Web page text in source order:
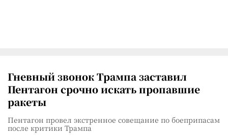
Гневный звонок Трампа заставил
Пентагон срочно искать пропавшие
ракеты
Пентагон провел экстренное совещание по боеприпасам
после критики Трампа